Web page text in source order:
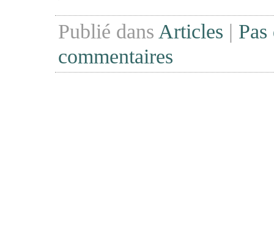
Publié dans Articles | Pas
commentaires